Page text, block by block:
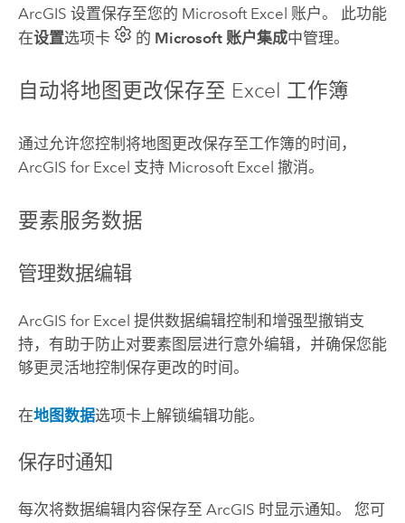
ArcGIS 设置保存至您的 Microsoft Excel 账户。 此功能
在设置选项卡 的 Microsoft 账户集成中管理。
自动将地图更改保存至 Excel 工作簿
通过允许您控制将地图更改保存至工作簿的时间，
ArcGIS for Excel 支持 Microsoft Excel 撤消。
要素服务数据
管理数据编辑
ArcGIS for Excel 提供数据编辑控制和增强型撤销支
持，有助于防止对要素图层进行意外编辑，并确保您能
够更灵活地控制保存更改的时间。
在地图数据选项卡上解锁编辑功能。
保存时通知
每次将数据编辑内容保存至 ArcGIS 时显示通知。 您可